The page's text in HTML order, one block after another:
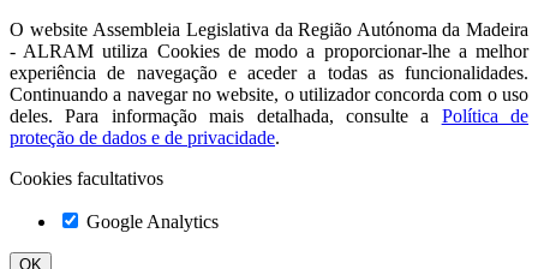
O website Assembleia Legislativa da Região Autónoma da Madeira
- ALRAM utiliza Cookies de modo a proporcionar-lhe a melhor
experiência de navegação e aceder a todas as funcionalidades.
Continuando a navegar no website, o utilizador concorda com o uso
deles. Para informação mais detalhada, consulte a
Política de
proteção de dados e de privacidade.
Cookies facultativos
Google Analytics